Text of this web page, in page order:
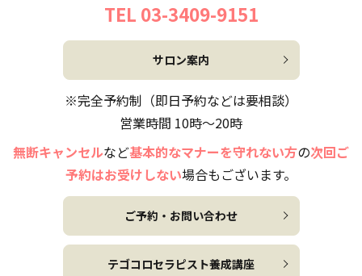
TEL 03-3409-9151
サロン案内
※完全予約制（即日予約などは要相談）
営業時間 10時～20時
無断キャンセルなど基本的なマナーを守れない方の次回ご
予約はお受けしない場合もございます。
ご予約・お問い合わせ
テゴコロセラピスト養成講座